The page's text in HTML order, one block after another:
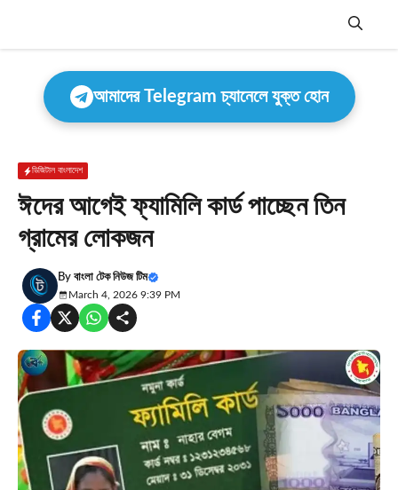
Menu
আমাদের Telegram চ্যানেলে যুক্ত হোন
ডিজিটাল বাংলাদেশ
ঈদের আগেই ফ্যামিলি কার্ড পাচ্ছেন তিন
গ্রামের লোকজন
By বাংলা টেক নিউজ টিম
March 4, 2026 9:39 PM